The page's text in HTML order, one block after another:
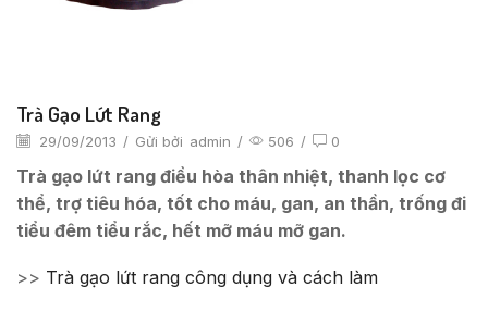
Trà Gạo Lứt Rang
29/09/2013 / Gửi bởi admin / 506 / 0
Trà gạo lứt rang điều hòa thân nhiệt, thanh lọc cơ
thể, trợ tiêu hóa, tốt cho máu, gan, an thần, trống đi
tiểu đêm tiểu rắc, hết mỡ máu mỡ gan.
>> Trà gạo lứt rang công dụng và cách làm